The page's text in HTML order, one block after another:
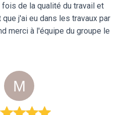
de la qualité du travail et
j'ai eu dans les travaux par
merci à l'équipe du groupe le